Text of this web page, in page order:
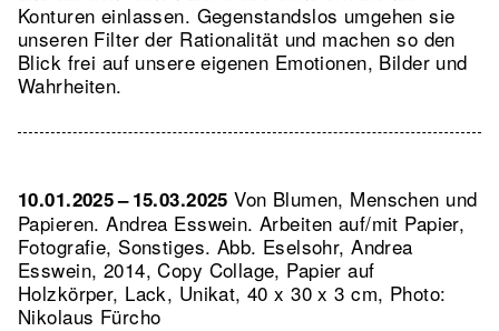
Konturen einlassen. Gegenstandslos umgehen sie
unseren Filter der Rationalität und machen so den
Blick frei auf unsere eigenen Emotionen, Bilder und
Wahrheiten.
10.01.2025 – 15.03.2025Von Blumen, Menschen und
Papieren. Andrea Esswein. Arbeiten auf/mit Papier,
Fotografie, Sonstiges. Abb. Eselsohr, Andrea
Esswein, 2014, Copy Collage, Papier auf
Holzkörper, Lack, Unikat, 40 x 30 x 3 cm, Photo:
Nikolaus Fürcho